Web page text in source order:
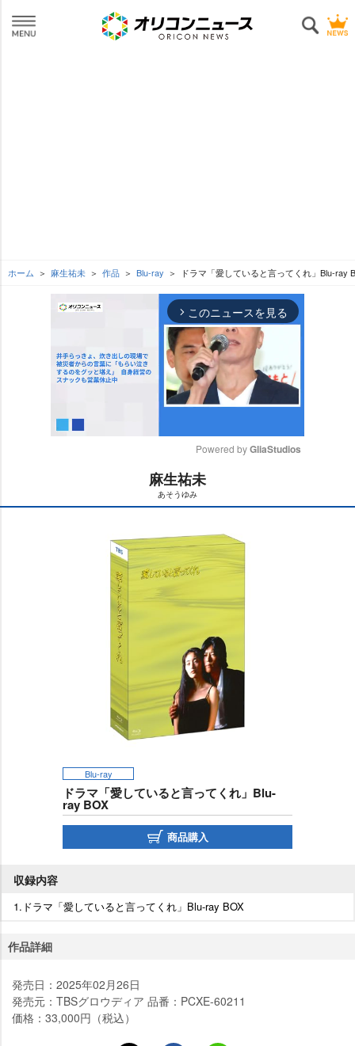
ホーム 麻生祐未 作品 Blu-ray ドラマ「愛していると言ってくれ」Blu-ray
arrow_forward_ios このニュースを見る
t
Powered by GliaStudios
麻生祐未
あそうゆみ
Blu-ray
ドラマ「愛していると言ってくれ」Blu-
ray BOX
商品購入
収録内容
1.ドラマ「愛していると言ってくれ」Blu-ray BOX
作品詳細
発売日：2025年02月26日
発売元：TBSグロウディア 品番：PCXE-60211
価格：33,000円（税込）